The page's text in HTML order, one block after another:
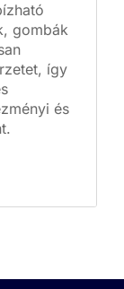
gombák
így
és